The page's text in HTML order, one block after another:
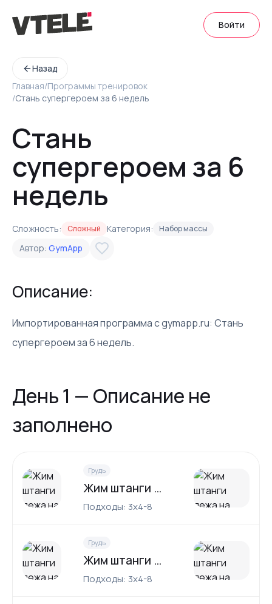
Войти
Назад
Главная/Программы тренировок
/Cтань супергероем за 6 недель
Cтань
супергероем за 6
недель
Сложность: Сложный Категория: Набор массы
Автор: GymApp
Описание:
Импортированная программа с gymapp.ru: Cтань
супергероем за 6 недель.
День 1 — Описание не
заполнено
Грудь
Жим штанги лежа на наклонной скамье
Подходы: 3x4-8
Грудь
Жим штанги лежа на горизонтальной скамье
Подходы: 3x4-8